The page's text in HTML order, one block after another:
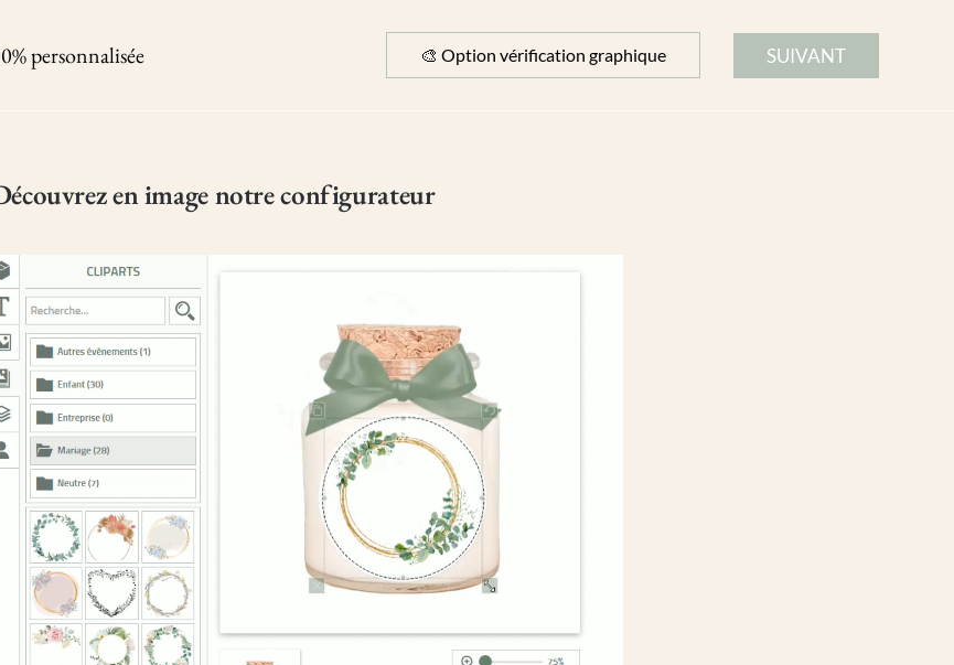
personnalisée 🎨 Option vérification graphique SUIVANT
en image notre configurateur